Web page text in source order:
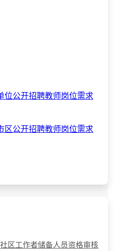
公开招聘教师岗位需求
公开招聘教师岗位需求
区工作者储备人员资格审核